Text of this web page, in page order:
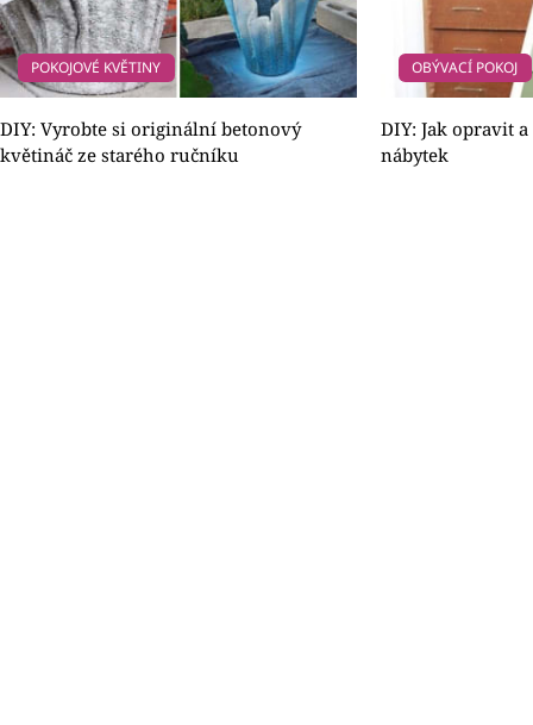
POKOJOVÉ KVĚTINY
DIY: Vyrobte si originální betonový
květináč ze starého ručníku
OBÝVACÍ POKOJ
DIY: Jak opravit
nábytek